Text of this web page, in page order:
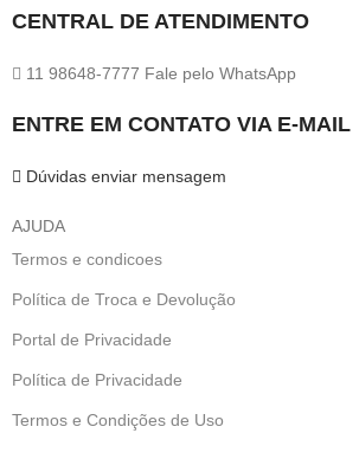
CENTRAL DE ATENDIMENTO
11 98648-7777 Fale pelo WhatsApp
ENTRE EM CONTATO VIA E-MAIL
Dúvidas enviar mensagem
AJUDA
Termos e condicoes
Política de Troca e Devolução
Portal de Privacidade
Política de Privacidade
Termos e Condições de Uso